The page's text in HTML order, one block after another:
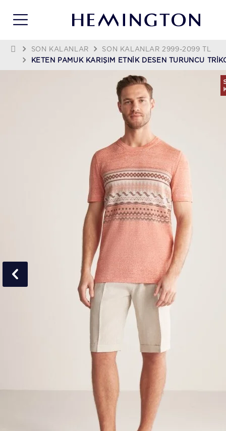
SON KALANLAR
SON KALANLAR 2999-2099 TL
KETEN PAMUK KARIŞIM ETNIK DESEN TURUNCU